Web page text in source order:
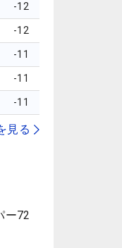
-12
-12
-11
-11
-11
見る
ー72